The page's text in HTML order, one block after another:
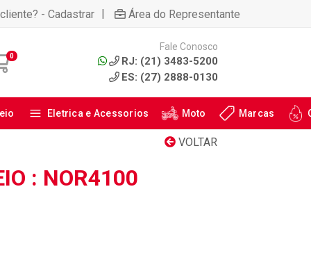
- Cadastrar | Área do Representante
0
Fale Conosco
RJ: (21) 3483-5200
ES: (27) 2888-0130
Eletrica e Acessorios Moto Marcas
VOLTAR
: NOR4100